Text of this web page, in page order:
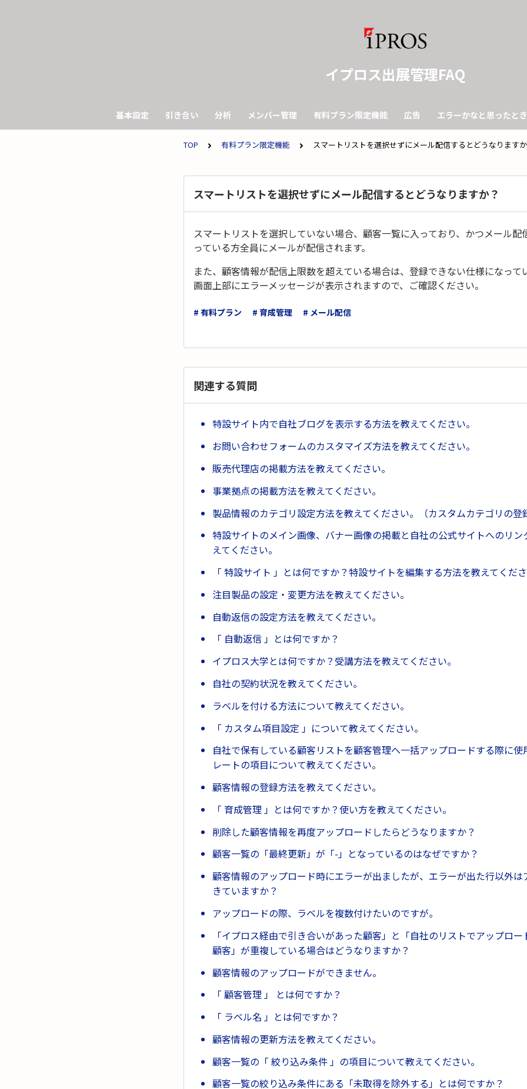
イプロス出展管理FAQ
基本設定 引き合い 分析 メンバー管理 有料プラン限定機能 広告 エラーかなと思ったと
TOP 有料プラン限定機能 スマートリストを選択せずにメール配信するとどうなります
スマートリストを選択せずにメール配信するとどうなりますか？
スマートリストを選択していない場合、顧客一覧に入っており、かつメール配
っている方全員にメールが配信されます。
また、顧客情報が配信上限数を超えている場合は、登録できない仕様になって
画面上部にエラーメッセージが表示されますので、ご確認ください。
# 有料プラン # 育成管理 # メール配信
関連する質問
特設サイト内で自社ブログを表示する方法を教えてください。
お問い合わせフォームのカスタマイズ方法を教えてください。
販売代理店の掲載方法を教えてください。
事業拠点の掲載方法を教えてください。
製品情報のカテゴリ設定方法を教えてください。（カスタムカテゴリの登
特設サイトのメイン画像、バナー画像の掲載と自社の公式サイトへのリン
えてください。
「 特設サイト 」とは何ですか？特設サイトを編集する方法を教えてくだ
注目製品の設定・変更方法を教えてください。
自動返信の設定方法を教えてください。
「 自動返信 」とは何ですか？
イプロス大学とは何ですか？受講方法を教えてください。
自社の契約状況を教えてください。
ラベルを付ける方法について教えてください。
「 カスタム項目設定 」について教えてください。
自社で保有している顧客リストを顧客管理へ一括アップロードする際に使
レートの項目について教えてください。
顧客情報の登録方法を教えてください。
「 育成管理 」とは何ですか？使い方を教えてください。
削除した顧客情報を再度アップロードしたらどうなりますか？
顧客一覧の「最終更新」が「-」となっているのはなぜですか？
顧客情報のアップロード時にエラーが出ましたが、エラーが出た行以外は
きていますか？
アップロードの際、ラベルを複数付けたいのですが。
「イプロス経由で引き合いがあった顧客」と「自社のリストでアップロ
顧客」が重複している場合はどうなりますか？
顧客情報のアップロードができません。
「 顧客管理 」 とは何ですか？
「 ラベル名 」とは何ですか？
顧客情報の更新方法を教えてください。
顧客一覧の「 絞り込み条件 」の項目について教えてください。
顧客一覧の絞り込み条件にある「未取得を除外する」とは何ですか？